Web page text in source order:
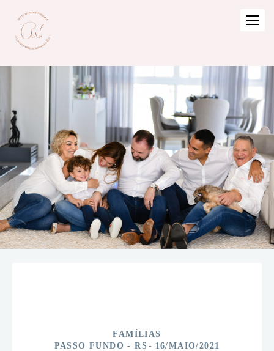
FAMÍLIAS
PASSO FUNDO - RS
16/MAIO/2021